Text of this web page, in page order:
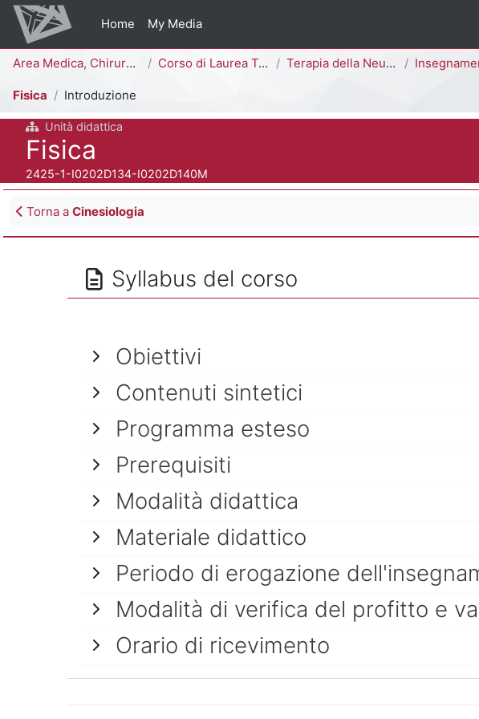
Vai al contenuto principale
Home
My Media
Percorso della paginaArea Medica, Chirurgica e dei Servizi Clinici Corso di Laurea Triennale Terapia della Neuro e Psicomotricità dell'Età Evolutiva [I0202D]
Fisica Introduzione
Unità didattica
Titolo del corso
Fisica
Codice identificativo del corso
2425-1-I0202D134-I0202D140M
Blocchi
Torna a Cinesiologia
Syllabus del corso
Obiettivi
Contenuti sintetici
Programma esteso
Prerequisiti
Modalità didattica
Materiale didattico
Periodo di erogazione
Modalità di verifica del profitto e
Orario di ricevimento